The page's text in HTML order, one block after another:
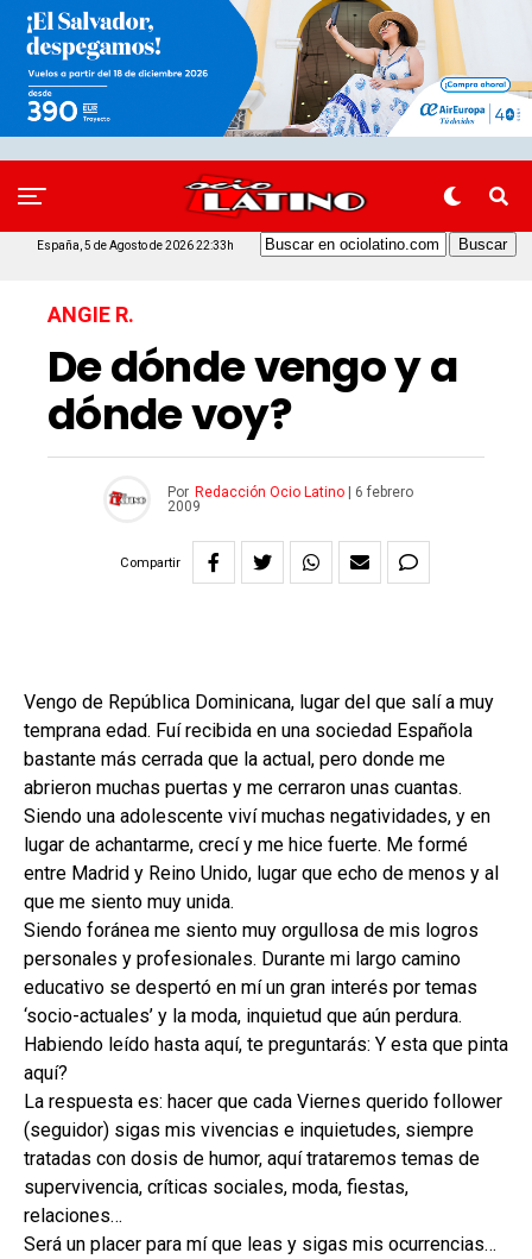
España, 5 de Agosto de 2026 22:33h
ANGIE R.
De dónde vengo y a
dónde voy?
Por Redacción Ocio Latino
6 febrero
2009
Compartir
Vengo de República Dominicana, lugar del que salí a muy
temprana edad. Fuí recibida en una sociedad Española
bastante más cerrada que la actual, pero donde me
abrieron muchas puertas y me cerraron unas cuantas.
Siendo una adolescente viví muchas negatividades, y en
lugar de achantarme, crecí y me hice fuerte. Me formé
entre Madrid y Reino Unido, lugar que echo de menos y al
que me siento muy unida.
Siendo foránea me siento muy orgullosa de mis logros
personales y profesionales. Durante mi largo camino
educativo se despertó en mí un gran interés por temas
‘socio-actuales’ y la moda, inquietud que aún perdura.
Habiendo leído hasta aquí, te preguntarás: Y esta que pinta
aquí?
La respuesta es: hacer que cada Viernes querido follower
(seguidor) sigas mis vivencias e inquietudes, siempre
tratadas con dosis de humor, aquí trataremos temas de
supervivencia, críticas sociales, moda, fiestas,
relaciones…
Será un placer para mí que leas y sigas mis ocurrencias…